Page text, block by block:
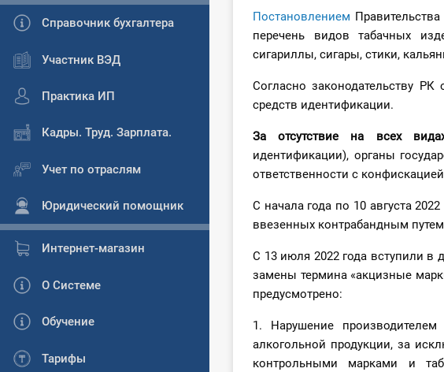
Справочник бухгалтера
Участник ВЭД
Практика ИП
Кадры. Труд. Зарплата.
Учет по отраслям
Юридический помощник
Интернет-магазин
О Системе
Обучение
Тарифы
Постановлением
перечень видов табачных
сигариллы, сигары, стики,
Согласно законодательству
средств идентификации.
За отсутствие на всех
идентификации), органы
ответственности с
С начала года по 10 августа 2022
ввезенных контрабандным
С 13 июля 2022 года вступили в
замены термина «акцизные
предусмотрено:
1. Нарушение
алкогольной продукции, за
контрольными марками и